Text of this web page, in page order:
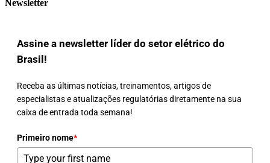
Newsletter
Assine a newsletter líder do setor elétrico do
Brasil!
Receba as últimas notícias, treinamentos, artigos de
especialistas e atualizações regulatórias diretamente na sua
caixa de entrada toda semana!
Primeiro nome*